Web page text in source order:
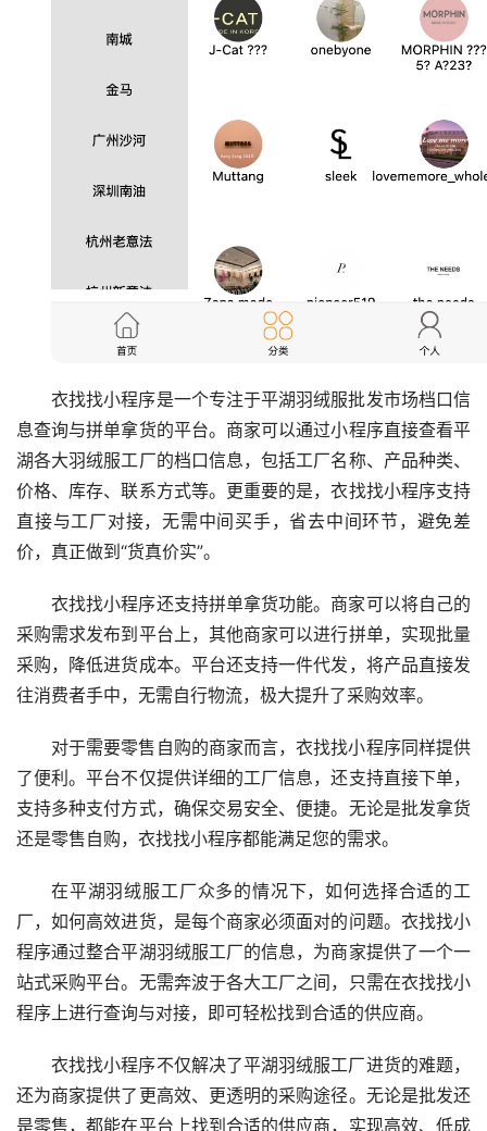
衣找找小程序是一个专注于平湖羽绒服批发市场档口信
息查询与拼单拿货的平台。商家可以通过小程序直接查看平
湖各大羽绒服工厂的档口信息，包括工厂名称、产品种类、
价格、库存、联系方式等。更重要的是，衣找找小程序支持
直接与工厂对接，无需中间买手，省去中间环节，避免差
价，真正做到“货真价实”。
衣找找小程序还支持拼单拿货功能。商家可以将自己的
采购需求发布到平台上，其他商家可以进行拼单，实现批量
采购，降低进货成本。平台还支持一件代发，将产品直接发
往消费者手中，无需自行物流，极大提升了采购效率。
对于需要零售自购的商家而言，衣找找小程序同样提供
了便利。平台不仅提供详细的工厂信息，还支持直接下单，
支持多种支付方式，确保交易安全、便捷。无论是批发拿货
还是零售自购，衣找找小程序都能满足您的需求。
在平湖羽绒服工厂众多的情况下，如何选择合适的工
厂，如何高效进货，是每个商家必须面对的问题。衣找找小
程序通过整合平湖羽绒服工厂的信息，为商家提供了一个一
站式采购平台。无需奔波于各大工厂之间，只需在衣找找小
程序上进行查询与对接，即可轻松找到合适的供应商。
衣找找小程序不仅解决了平湖羽绒服工厂进货的难题，
还为商家提供了更高效、更透明的采购途径。无论是批发还
是零售，都能在平台上找到合适的供应商，实现高效、低成